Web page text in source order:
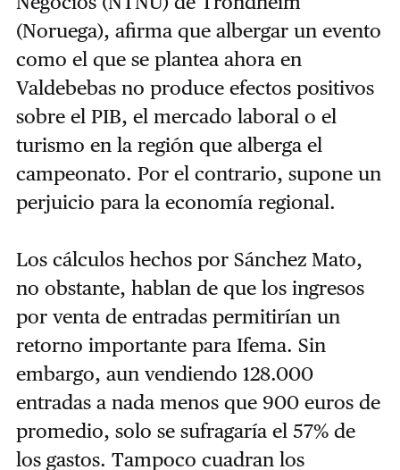
(Noruega), afirma que albergar un evento
como el que se plantea ahora en
Valdebebas no produce efectos positivos
sobre el PIB, el mercado laboral o el
turismo en la región que alberga el
campeonato. Por el contrario, supone un
perjuicio para la economía regional.
Los cálculos hechos por Sánchez Mato,
no obstante, hablan de que los ingresos
por venta de entradas permitirían un
retorno importante para Ifema. Sin
embargo, aun vendiendo 128.000
entradas a nada menos que 900 euros de
promedio, solo se sufragaría el 57% de
los gastos. Tampoco cuadran los